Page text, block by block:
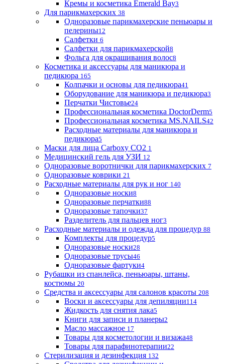
Кремы и косметика Emerald Bay3
Для парикмахерских 38
Одноразовые парикмахерские пеньюары и
пелерины12
Салфетки 6
Салфетки для парикмахерской8
Фольга для окрашивания волос8
Косметика и аксессуары для маникюра и
педикюра 165
Колпачки и основы для педикюра41
Оборудование для маникюра и педикюра3
Перчатки Чистовье24
Профессиональная косметика DoctorDerm5
Профессиональная косметика MS.NAILS42
Расходные материалы для маникюра и
педикюра5
Маски для лица Carboxy CO2 1
Медицинский гель для УЗИ 12
Одноразовые воротнички для парикмахерских 7
Одноразовые коврики 21
Расходные материалы для рук и ног 140
Одноразовые носки8
Одноразовые перчатки88
Одноразовые тапочки37
Разделитель для пальцев ног3
Расходные материалы и одежда для процедур 88
Комплекты для процедур5
Одноразовые носки28
Одноразовые трусы46
Одноразовые фартуки4
Рубашки из спанлейса, пеньюары, штаны,
костюмы 20
Средства и аксессуары для салонов красоты 208
Воски и аксессуары для депиляции114
Жидкость для снятия лака5
Книги для записи и планеры2
Масло массажное 17
Товары для косметологии и визажа48
Товары для парафинотерапии22
Стерилизация и дезинфекция 132